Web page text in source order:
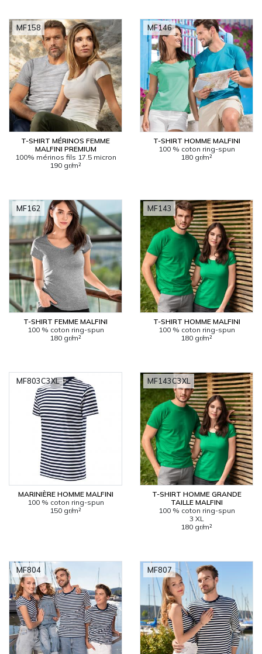
T-SHIRT MÉRINOS FEMME
MALFINI PREMIUM
100% mérinos fils 17.5 micron
190 gr/m²
MF158
T-SHIRT HOMME MALFINI
100 % coton ring-spun
180 gr/m²
MF146
T-SHIRT FEMME MALFINI
100 % coton ring-spun
180 gr/m²
MF162
T-SHIRT HOMME MALFINI
100 % coton ring-spun
180 gr/m²
MF143
MARINIÈRE HOMME MALFINI
100 % coton ring-spun
150 gr/m²
MF803C3XL
T-SHIRT HOMME GRANDE
TAILLE MALFINI
100 % coton ring-spun
3 XL
180 gr/m²
MF143C3XL
MF804 MF807